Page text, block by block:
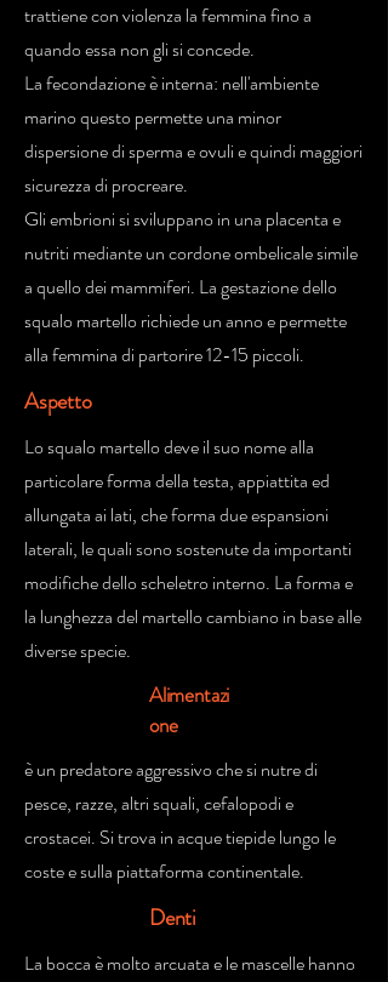
trattiene con violenza la femmina fino a
quando essa non gli si concede.
La fecondazione è interna: nell'ambiente
marino questo permette una minor
dispersione di sperma e ovuli e quindi maggiori
sicurezza di procreare.
Gli embrioni si sviluppano in una placenta e
nutriti mediante un cordone ombelicale simile
a quello dei mammiferi. La gestazione dello
squalo martello richiede un anno e permette
alla femmina di partorire 12-15 piccoli.
Aspetto
Lo squalo martello deve il suo nome alla
particolare forma della testa, appiattita ed
allungata ai lati, che forma due espansioni
laterali, le quali sono sostenute da importanti
modifiche dello scheletro interno. La forma e
la lunghezza del martello cambiano in base alle
diverse specie.
Alimentazi
one
è un predatore aggressivo che si nutre di
pesce, razze, altri squali, cefalopodi e
crostacei. Si trova in acque tiepide lungo le
coste e sulla piattaforma continentale.
Denti
La bocca è molto arcuata e le mascelle hanno